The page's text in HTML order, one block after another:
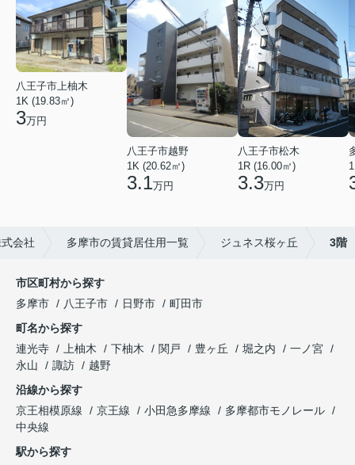
八王子市上柚木
1K (19.83㎡)
3万円
八王子市越野
1K (20.62㎡)
3.1万円
八王子市松木
1R (16.00㎡)
3.3万円
会社 多摩市の賃貸居住用一覧 ジュネス桜ヶ丘 3階
市区町村から探す
多摩市
八王子市 日野市
町田市
町名から探す
連光寺
上柚木 下柚木 関戸 豊ヶ丘 堀之内
一ノ宮
永山
諏訪
越野
沿線から探す
京王相模原線
京王線 小田急多摩線
多摩都市モノレール
中央線
駅から探す